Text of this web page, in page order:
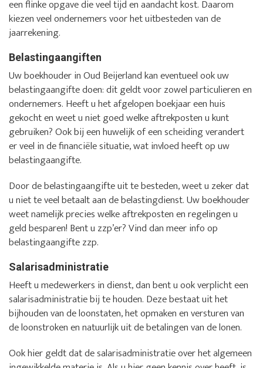
een flinke opgave die veel tijd en aandacht kost. Daarom
kiezen veel ondernemers voor het uitbesteden van de
jaarrekening.
Belastingaangiften
Uw boekhouder in Oud Beijerland kan eventueel ook uw
belastingaangifte doen: dit geldt voor zowel particulieren en
ondernemers. Heeft u het afgelopen boekjaar een huis
gekocht en weet u niet goed welke aftrekposten u kunt
gebruiken? Ook bij een huwelijk of een scheiding verandert
er veel in de financiële situatie, wat invloed heeft op uw
belastingaangifte.
Door de belastingaangifte uit te besteden, weet u zeker dat
u niet te veel betaalt aan de belastingdienst. Uw boekhouder
weet namelijk precies welke aftrekposten en regelingen u
geld besparen! Bent u zzp’er? Vind dan meer info op
belastingaangifte zzp.
Salarisadministratie
Heeft u medewerkers in dienst, dan bent u ook verplicht een
salarisadministratie bij te houden. Deze bestaat uit het
bijhouden van de loonstaten, het opmaken en versturen van
de loonstroken en natuurlijk uit de betalingen van de lonen.
Ook hier geldt dat de salarisadministratie over het algemeen